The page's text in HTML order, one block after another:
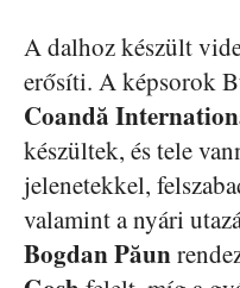
A dalhoz készült
erősíti. A képsorok
Coandă
készültek, és tele
jelenetekkel,
valamint a nyári
Bogdan Păun